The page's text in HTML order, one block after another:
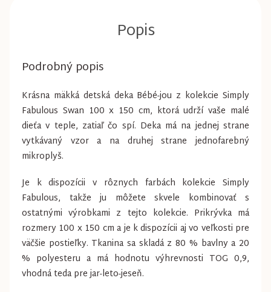
Podrobný popis
Krásna mäkká detská deka Bébé-jou z kolekcie Simply
Fabulous Swan 100 x 150 cm, ktorá udrží vaše malé
dieťa v teple, zatiaľ čo spí. Deka má na jednej strane
vytkávaný vzor a na druhej strane jednofarebný
mikroplyš.
Je k dispozícii v rôznych farbách kolekcie Simply
Fabulous, takže ju môžete skvele kombinovať s
ostatnými výrobkami z tejto kolekcie. Prikrývka má
rozmery 100 x 150 cm a je k dispozícii aj vo veľkosti pre
väčšie postieľky. Tkanina sa skladá z 80 % bavlny a 20
% polyesteru a má hodnotu výhrevnosti TOG 0,9,
vhodná teda pre jar-leto-jeseň.